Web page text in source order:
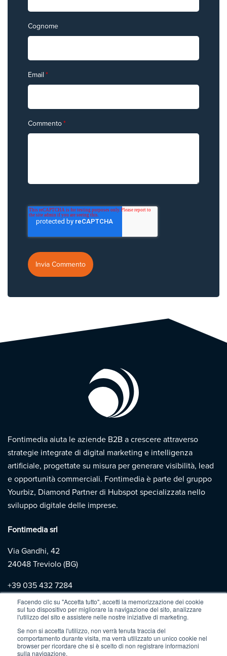
Facendo clic su "Accetta tutto", accetti la memorizzazione dei cookie
sul tuo dispositivo per migliorare la navigazione del sito, analizzare
l'utilizzo del sito e assistere nelle nostre iniziative di marketing.
Se non si accetta l'utilizzo, non verrà tenuta traccia del
comportamento durante visita, ma verrà utilizzato un unico cookie nel
browser per ricordare che si è scelto di non registrare informazioni
sulla navigazione.
Cognome
Email *
Commento*
Fontimedia aiuta le aziende B2B a crescere attraverso
strategie integrate di digital marketing e intelligenza
artificiale, progettate su misura per generare visibilità, lead
e opportunità commerciali. Fontimedia è parte del gruppo
Yourbiz, Diamond Partner di Hubspot specializzata nello
sviluppo digitale delle imprese.
Fontimedia srl
Via Gandhi, 42
24048 Treviolo (BG)
+39 035 432 7284
Copyright 2026 | Fontimedia |P.IVA: 03997730167 |
Policy|Cookie Policy